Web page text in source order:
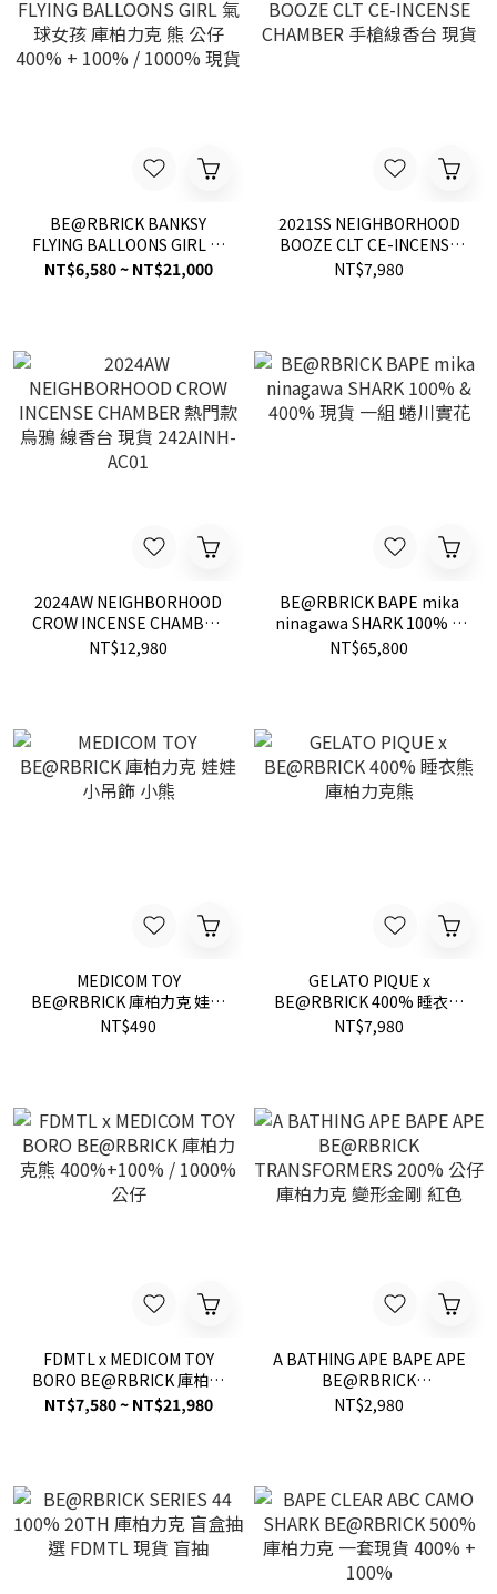
BE@RBRICK BANKSY
FLYING BALLOONS GIRL 氣
球女孩 庫柏力克 熊 公仔
NT$6,580 ~ NT$21,000
2021SS NEIGHBORHOOD
BOOZE CLT CE-INCENSE
CHAMBER 手槍線香台 現貨
NT$7,980
2024AW NEIGHBORHOOD
CROW INCENSE CHAMBER
熱門款 烏鴉 線香台 現貨
NT$12,980
BE@RBRICK BAPE mika
ninagawa SHARK 100% &
400% 現貨 一組 蜷川實花
NT$65,800
MEDICOM TOY
BE@RBRICK 庫柏力克 娃娃
小吊飾 小熊
NT$490
GELATO PIQUE x
BE@RBRICK 400% 睡衣熊
庫柏力克熊
NT$7,980
FDMTL x MEDICOM TOY
BORO BE@RBRICK 庫柏力
克熊 400%+100% / 1000%
NT$7,580 ~ NT$21,980
A BATHING APE BAPE APE
BE@RBRICK
TRANSFORMERS 200% 公
NT$2,980